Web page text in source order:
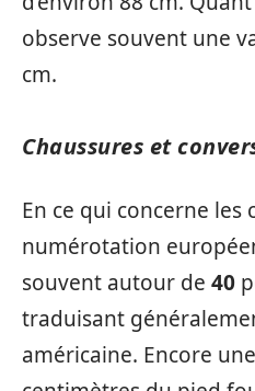
observe souvent une
cm.
Chaussures et
En ce qui concerne les
numérotation
souvent autour de 40
traduisant
américaine. Encore